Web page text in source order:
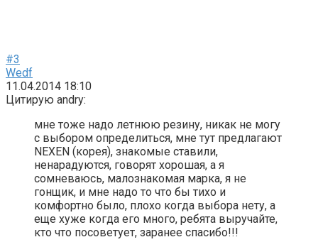
#3
Wedf
11.04.2014 18:10
Цитирую andry:
мне тоже надо летнюю резину, никак не могу
с выбором определиться, мне тут предлагают
NEXEN (корея), знакомые ставили,
ненарадуются, говорят хорошая, а я
сомневаюсь, малознакомая марка, я не
гонщик, и мне надо то что бы тихо и
комфортно было, плохо когда выбора нету, а
еще хуже когда его много, ребята выручайте,
кто что посоветует, заранее спасибо!!!